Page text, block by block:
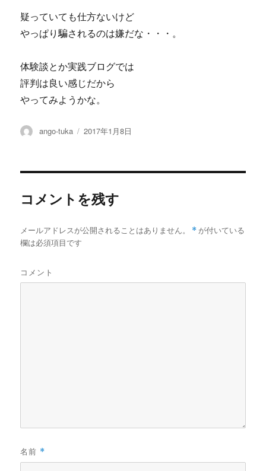
疑っていても仕方ないけど
やっぱり騙されるのは嫌だな・・・。
体験談とか実践ブログでは
評判は良い感じだから
やってみようかな。
投
ango-tuka
投
2017年1月8日
コメントを残す
メールアドレスが公開されることはありません。 * が付いている
欄は必須項目です
コメント
名前 *